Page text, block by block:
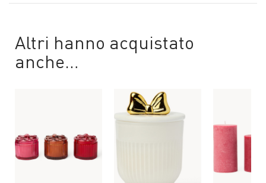
Altri hanno acquistato
anche…